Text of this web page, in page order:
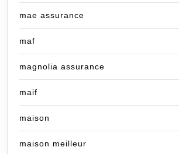
mae assurance
maf
magnolia assurance
maif
maison
maison meilleur